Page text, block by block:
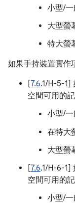
小型/
大型螢
特大螢
如果手持裝置實作
[7.6.1/H-5-1]
空間可用的
小型/
在特大
大型螢
[7.6.1/H-6-1]
空間可用的
小型/